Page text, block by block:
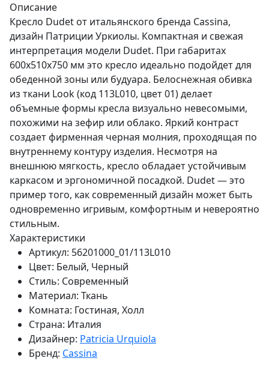
Описание
Кресло Dudet от итальянского бренда Cassina,
дизайн Патриции Уркиолы. Компактная и свежая
интерпретация модели Dudet. При габаритах
600х510х750 мм это кресло идеально подойдет для
обеденной зоны или будуара. Белоснежная обивка
из ткани Look (код 113L010, цвет 01) делает
объемные формы кресла визуально невесомыми,
похожими на зефир или облако. Яркий контраст
создает фирменная черная молния, проходящая по
внутреннему контуру изделия. Несмотря на
внешнюю мягкость, кресло обладает устойчивым
каркасом и эргономичной посадкой. Dudet — это
пример того, как современный дизайн может быть
одновременно игривым, комфортным и невероятно
стильным.
Характеристики
Артикул: 56201000_01/113L010
Цвет: Белый, Черный
Стиль: Современный
Материал: Ткань
Комната: Гостиная, Холл
Страна: Италия
Дизайнер: Patricia Urquiola
Бренд: Cassina